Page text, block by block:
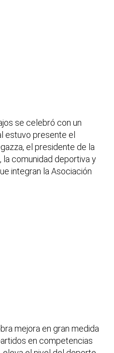
se celebró con un
estuvo presente el
el presidente de la
la comunidad deportiva y
integran la Asociación
mejora en gran medida
en competencias